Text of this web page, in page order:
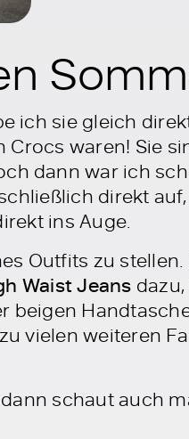
ich sie gleich
waren! Sie
dann war ich
direkt
ins Auge.
Outfits zu stellen.
Waist Jeans
beigen
vielen weiteren
schaut auch